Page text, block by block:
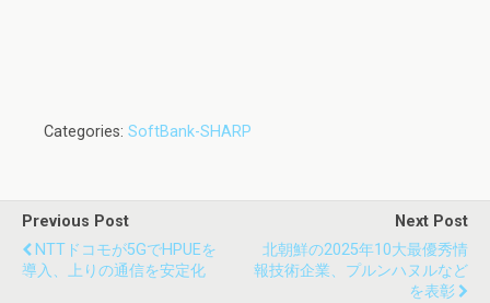
Categories: SoftBank-SHARP
Previous Post
NTTドコモが5GでHPUEを
導入、上りの通信を安定化
Next Post
北朝鮮の2025年10大最優秀情
報技術企業、プルンハヌルなど
を表彰